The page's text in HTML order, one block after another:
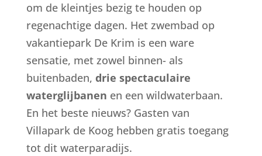
om de kleintjes bezig te houden op
regenachtige dagen. Het zwembad op
vakantiepark De Krim is een ware
sensatie, met zowel binnen- als
buitenbaden, drie spectaculaire
waterglijbanen en een wildwaterbaan.
En het beste nieuws? Gasten van
Villapark de Koog hebben gratis toegang
tot dit waterparadijs.